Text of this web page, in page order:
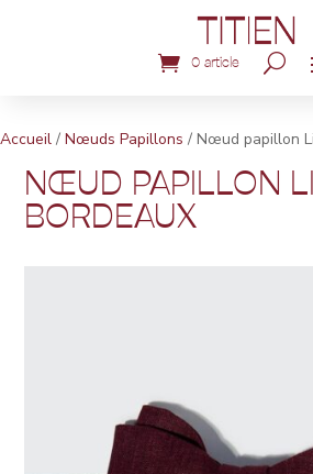
0 article
Accueil / Nœuds Papillons / Nœud papillon
NŒUD PAPILLON
BORDEAUX